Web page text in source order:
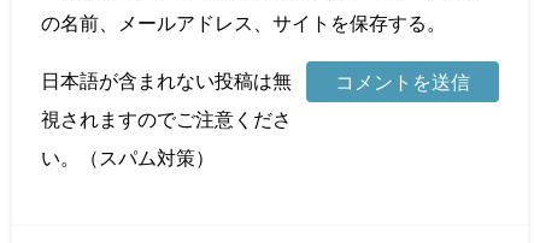
の名前、メールアドレス、サイトを保存する。
日本語が含まれない投稿は無
視されますのでご注意くださ
い。（スパム対策）